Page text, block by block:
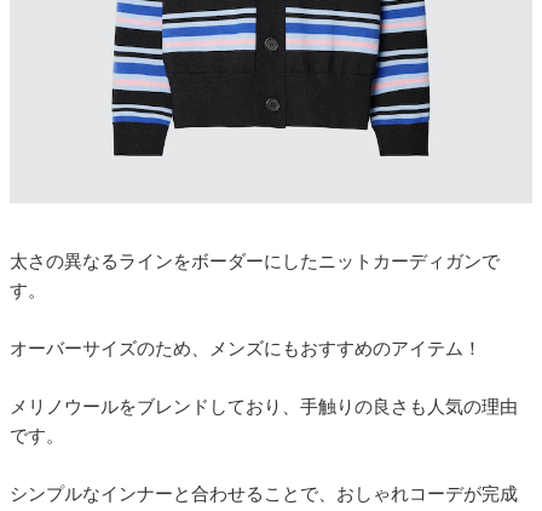
太さの異なるラインをボーダーにしたニットカーディガンで
す。
オーバーサイズのため、メンズにもおすすめのアイテム！
メリノウールをブレンドしており、手触りの良さも人気の理由
です。
シンプルなインナーと合わせることで、おしゃれコーデが完成